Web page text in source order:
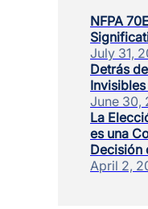
NFPA
July 31,
Detrás
June 30,
La
es una
Decisión
April 2,